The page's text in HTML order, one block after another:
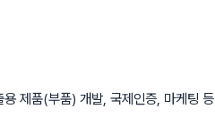
제품(부품) 개발, 국제인증, 마케팅 등